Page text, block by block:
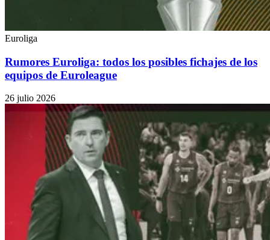
Euroliga
Rumores Euroliga: todos los posibles fichajes de los
equipos de Euroleague
26 julio 2026